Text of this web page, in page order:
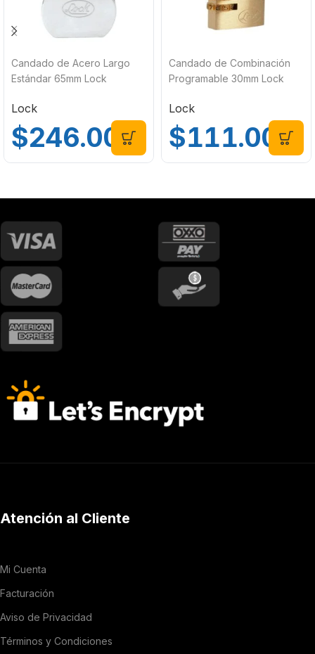
Candado de Acero Largo
Estándar 65mm Lock
Lock
$246.00
Candado de Combinación
Programable 30mm Lock
Lock
$111.00
Atención al Cliente
Mi Cuenta
Facturación
Aviso de Privacidad
Términos y Condiciones